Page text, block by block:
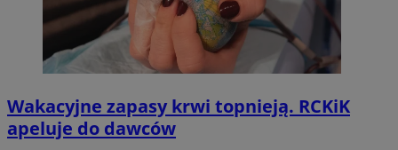
Wakacyjne zapasy krwi topnieją. RCKiK
apeluje do dawców